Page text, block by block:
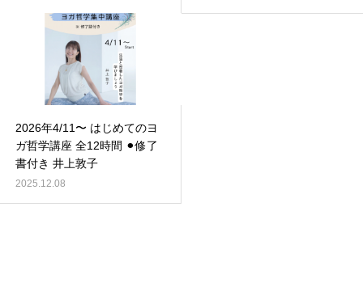
2026年4/11〜 はじめてのヨ
ガ哲学講座 全12時間 ⚫︎修了
書付き 井上敦子
2025.12.08